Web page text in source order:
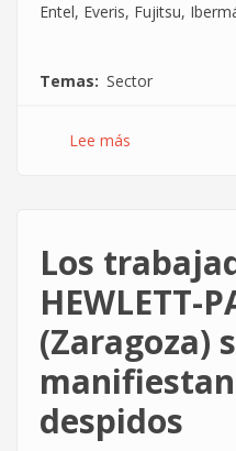
Entel, Everis, Fujitsu,
Temas Sector
Lee más
laborales
en
los
de
sistemas
del
BBVA
Los
HEWLETT-
(Zaragoza)
despidos